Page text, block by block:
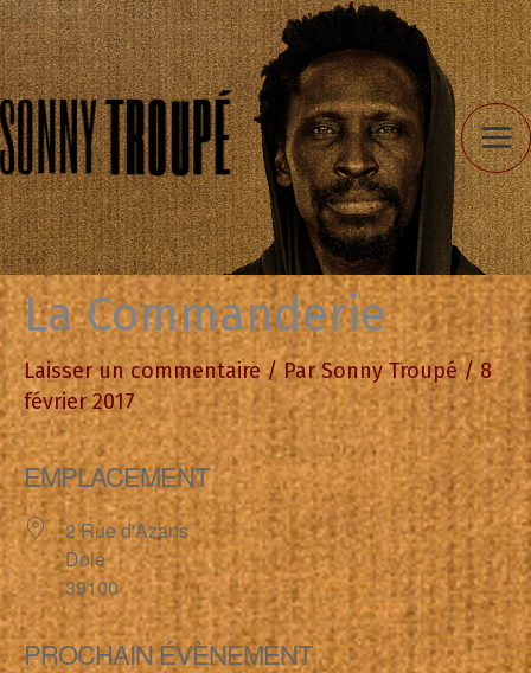
Aller
au
contenu
La Commanderie
Laisser un commentaire / ParSonny Troupé/8
février 2017
EMPLACEMENT
2 Rue d'Azans
Dole
39100
PROCHAIN ÉVÈNEMENT